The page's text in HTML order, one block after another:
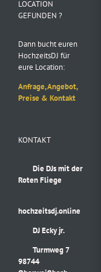
LOCATION
GEFUNDEN ?
Dann bucht euren
HochzeitsDJ für
eure Location:
Anfrage, Angebot,
Preise & Kontakt
KONTAKT
Die DJs mit der
Roten Fliege
hochzeitsdj.online
DJ Ecky jr.
Turmweg 7
98744